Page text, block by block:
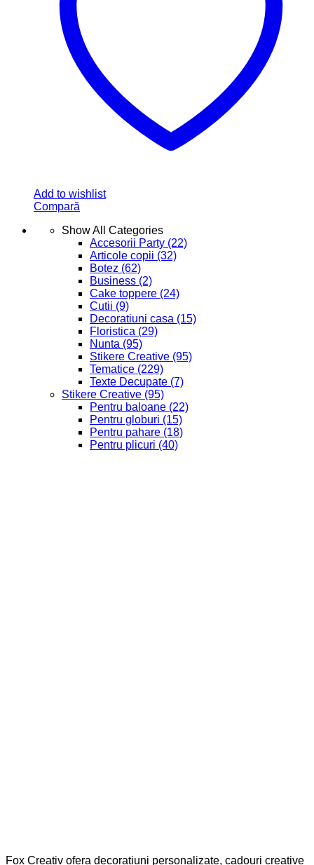
Add to wishlist
Compară
Show All Categories
Accesorii Party (22)
Articole copii (32)
Botez (62)
Business (2)
Cake toppere (24)
Cutii (9)
Decoratiuni casa (15)
Floristica (29)
Nunta (95)
Stikere Creative (95)
Tematice (229)
Texte Decupate (7)
Stikere Creative (95)
Pentru baloane (22)
Pentru globuri (15)
Pentru pahare (18)
Pentru plicuri (40)
Fox Creativ ofera decoratiuni personalizate, cadouri creative